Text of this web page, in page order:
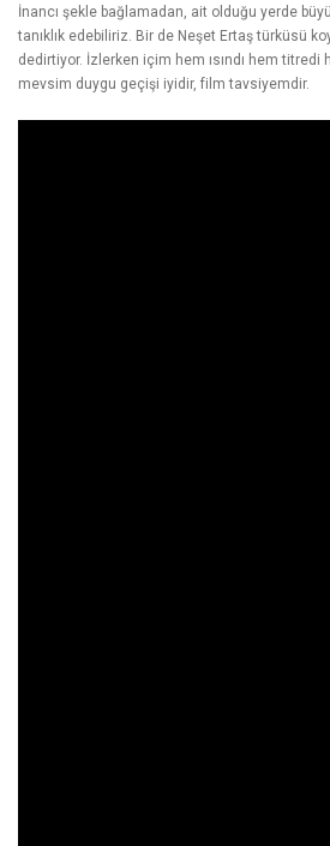
İnancı şekle bağlamadan, ait olduğu yerde
tanıklık edebiliriz. Bir de Neşet Ertaş türküsü
dedirtiyor. İzlerken içim hem ısındı hem titredi
mevsim duygu geçişi iyidir, film tavsiyemdir.